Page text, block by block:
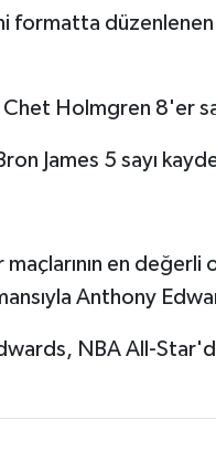
formatta düzenlenen
Holmgren 8'er
James 5 sayı
en
Anthony
NBA All-